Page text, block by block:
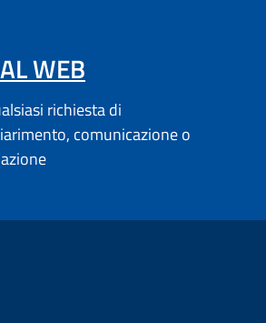
WEB
richiesta di
comunicazione o